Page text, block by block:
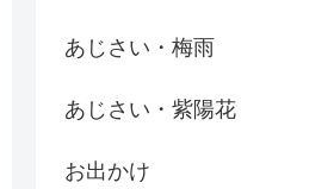
あじさい・梅雨
あじさい・紫陽花
お出かけ